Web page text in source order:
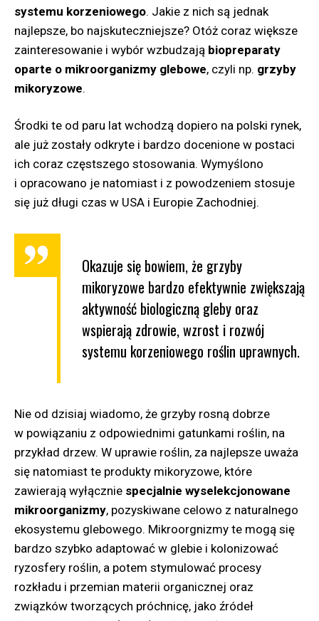
systemu korzeniowego. Jakie z nich są jednak
najlepsze, bo najskuteczniejsze? Otóż coraz większe
zainteresowanie i wybór wzbudzają biopreparaty
oparte o mikroorganizmy glebowe, czyli np. grzyby
mikoryzowe.
Środki te od paru lat wchodzą dopiero na polski rynek,
ale już zostały odkryte i bardzo docenione w postaci
ich coraz częstszego stosowania. Wymyślono
i opracowano je natomiast i z powodzeniem stosuje
się już długi czas w USA i Europie Zachodniej.
Okazuje się bowiem, że grzyby
mikoryzowe bardzo efektywnie zwiększają
aktywność biologiczną gleby oraz
wspierają zdrowie, wzrost i rozwój
systemu korzeniowego roślin uprawnych.
Nie od dzisiaj wiadomo, że grzyby rosną dobrze
w powiązaniu z odpowiednimi gatunkami roślin, na
przykład drzew. W uprawie roślin, za najlepsze uważa
się natomiast te produkty mikoryzowe, które
zawierają wyłącznie specjalnie wyselekcjonowane
mikroorganizmy, pozyskiwane celowo z naturalnego
ekosystemu glebowego. Mikroorgnizmy te mogą się
bardzo szybko adaptować w glebie i kolonizować
ryzosfery roślin, a potem stymulować procesy
rozkładu i przemian materii organicznej oraz
związków tworzących próchnicę, jako źródeł